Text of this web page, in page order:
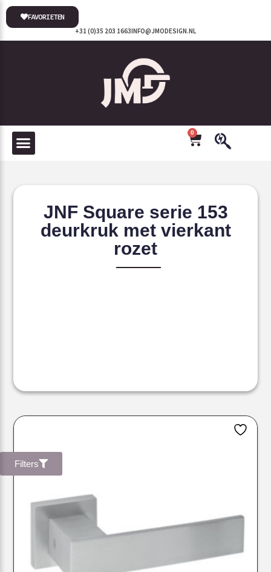
INFO@JMODESIGN.NL
+31 (0)35 203 1663
FAVORIETEN
0
JNF Square serie 153
deurkruk met vierkant
rozet
Filters